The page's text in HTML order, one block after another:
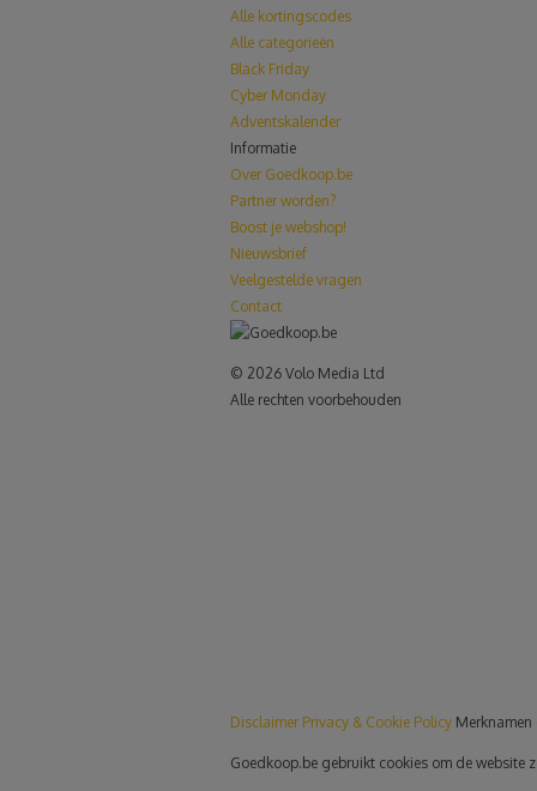
Alle kortingscodes
Alle categorieën
Black Friday
Cyber Monday
Adventskalender
Informatie
Over Goedkoop.be
Partner worden?
Boost je webshop!
Nieuwsbrief
Veelgestelde vragen
Contact
© 2026 Volo Media Ltd
Alle rechten voorbehouden
Disclaimer Privacy & Cookie Policy
Goedkoop.be gebruikt cookies om de website